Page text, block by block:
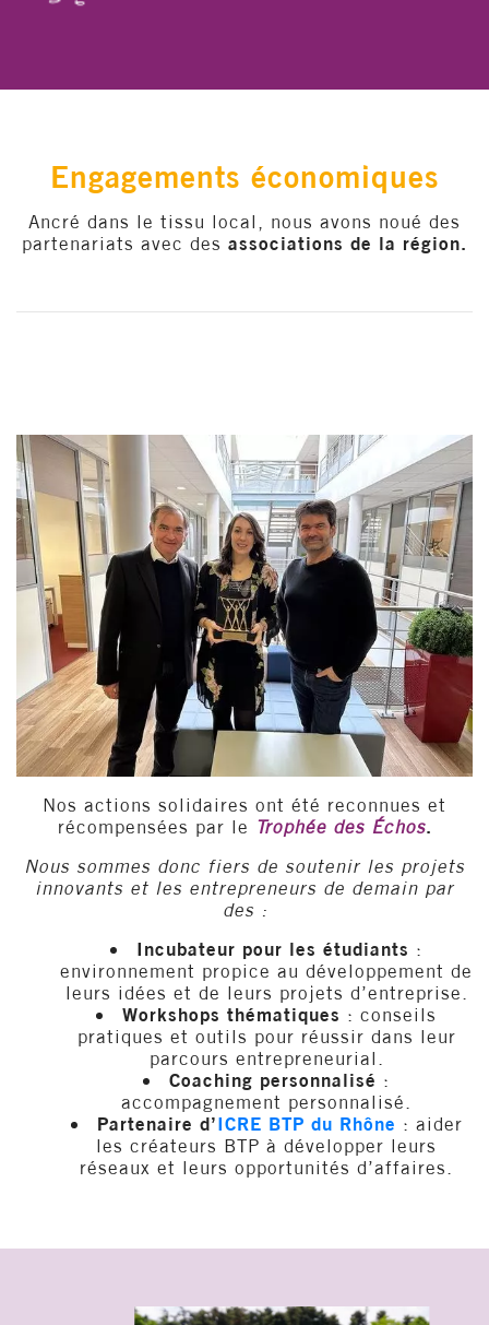
Engagements économiques
Ancré dans le tissu local, nous avons noué des
partenariats avec des associations de la région.
Nos actions solidaires ont été reconnues et
récompensées par le Trophée des Échos.
Nous sommes donc fiers de soutenir les projets
innovants et les entrepreneurs de demain par
des :
Incubateur pour les étudiants :
environnement propice au développement de
leurs idées et de leurs projets d’entreprise.
Workshops thématiques : conseils
pratiques et outils pour réussir dans leur
parcours entrepreneurial.
Coaching personnalisé :
accompagnement personnalisé.
Partenaire d’ICRE BTP du Rhône : aider
les créateurs BTP à développer leurs
réseaux et leurs opportunités d’affaires.